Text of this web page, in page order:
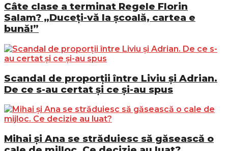
Câte clase a terminat Regele Florin
Salam? „Duceți-vă la școală, cartea e
bună!”
Scandal de proporții între Liviu și Adrian.
De ce s-au certat și ce și-au spus
Mihai și Ana se străduiesc să găsească o